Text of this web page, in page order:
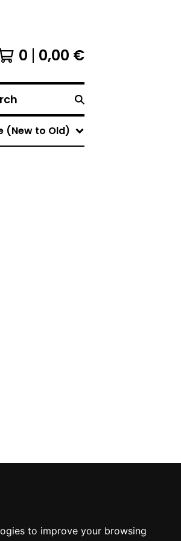
to improve your browsing
0 0,00 €
(New to Old)